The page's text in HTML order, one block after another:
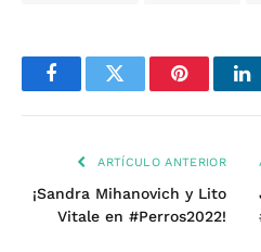
FacebookTwitter Pinterest
ARTÍCULO ANTERIOR
¡Sandra Mihanovich y Lito
Vitale en #Perros2022!